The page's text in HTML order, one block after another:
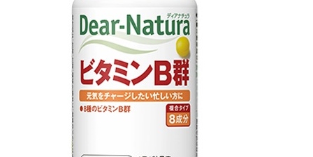
男性(18〜74歳)240μg／女性(18〜74歳)240μg